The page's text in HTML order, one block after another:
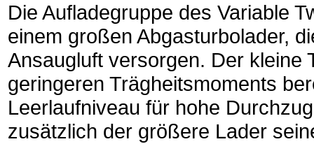
Die Aufladegruppe des Variable
einem großen Abgasturbolader,
Ansaugluft versorgen. Der kleine
geringeren Trägheitsmoments
Leerlaufniveau für hohe
zusätzlich der größere Lader